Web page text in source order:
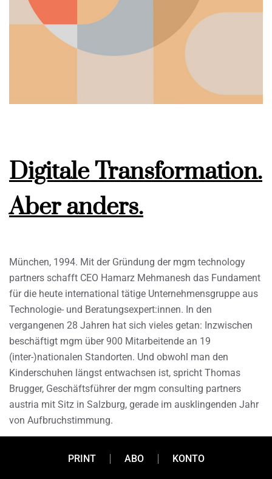
Digitale Transformation.
Aber anders.
München, 1994. Mit der Gründung der mgm technology
partners schafft CEO Hamarz Mehmanesh das Fundament
für die heute international tätige Unternehmensgruppe aus
Technologie- und Beratungsexpert:innen. In den
vergangenen 28 Jahren hat sich vieles getan: Inzwischen
beschäftigt mgm über 900 Mitarbeitende an 19
(inter-)nationalen Standorten. Und obwohl man den
Kinderschuhen längst entwachsen ist, spricht Thomas
Brugger, Geschäftsführer der mgm consulting partners
austria mit Sitz in Salzburg, gerade im ausklingenden Jahr
von Aufbruchstimmung.
PRINT ABO KONTO